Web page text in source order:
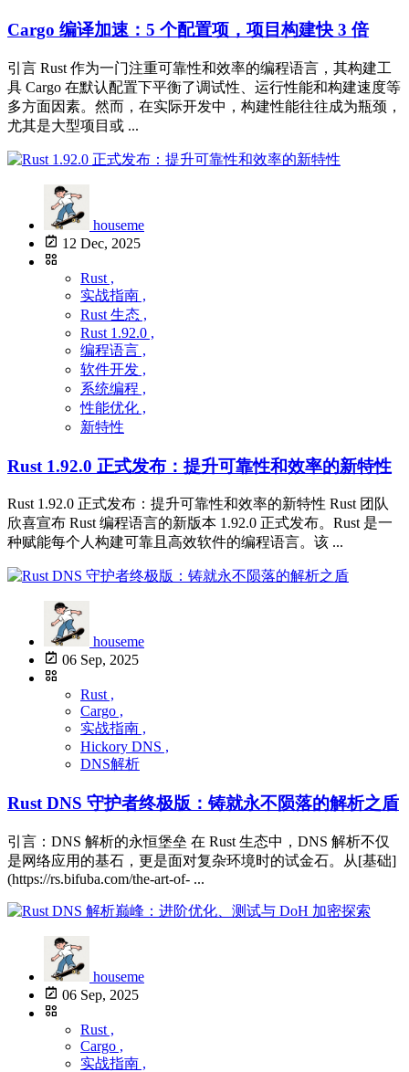
Cargo 编译加速：5 个配置项，项目构建快 3 倍
引言 Rust 作为一门注重可靠性和效率的编程语言，其构建工
具 Cargo 在默认配置下平衡了调试性、运行性能和构建速度等
多方面因素。然而，在实际开发中，构建性能往往成为瓶颈，
尤其是大型项目或 ...
houseme
12 Dec, 2025
Rust ,
实战指南 ,
Rust 生态 ,
Rust 1.92.0 ,
编程语言 ,
软件开发 ,
系统编程 ,
性能优化 ,
新特性
Rust 1.92.0 正式发布：提升可靠性和效率的新特性
Rust 1.92.0 正式发布：提升可靠性和效率的新特性 Rust 团队
欣喜宣布 Rust 编程语言的新版本 1.92.0 正式发布。Rust 是一
种赋能每个人构建可靠且高效软件的编程语言。该 ...
houseme
06 Sep, 2025
Rust ,
Cargo ,
实战指南 ,
Hickory DNS ,
DNS解析
Rust DNS 守护者终极版：铸就永不陨落的解析之盾
引言：DNS 解析的永恒堡垒 在 Rust 生态中，DNS 解析不仅
是网络应用的基石，更是面对复杂环境时的试金石。从[基础]
(https://rs.bifuba.com/the-art-of- ...
houseme
06 Sep, 2025
Rust ,
Cargo ,
实战指南 ,